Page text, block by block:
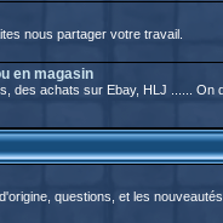
nous partager votre travail.
en magasin
des achats sur Ebay, HLJ ......
questions, et les